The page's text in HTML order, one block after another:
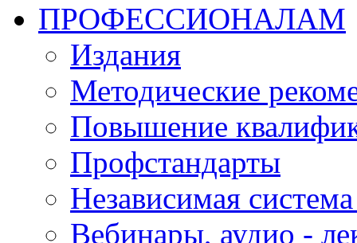
ПРОФЕССИОНАЛАМ
Издания
Методические
Повышение
Профстандарты
Независимая
Вебинары, аудио -